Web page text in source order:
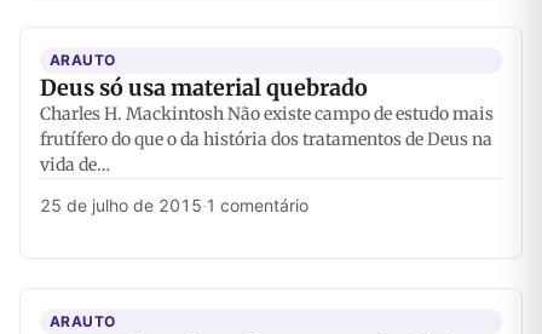
ARAUTO
Deus só usa material quebrado
Charles H. Mackintosh Não existe campo de estudo mais
frutífero do que o da história dos tratamentos de Deus na
vida de…
25 de julho de 2015·1 comentário
ARAUTO